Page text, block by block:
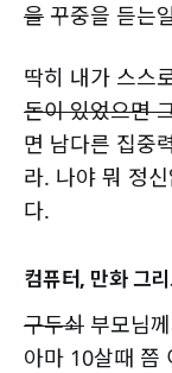
을 꾸중을 듣는
딱히 내가 스스
돈이 있었으면
면 남다른 집중
라. 나야 뭐 정
다.
컴퓨터, 만화 그
구두쇠 부모님
아마 10살때 쯤